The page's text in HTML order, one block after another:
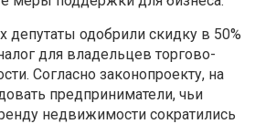
депутаты одобрили скидку в 50%
для владельцев торгово-
Согласно законопроекту, на
предприниматели, чьи
недвижимости сократились